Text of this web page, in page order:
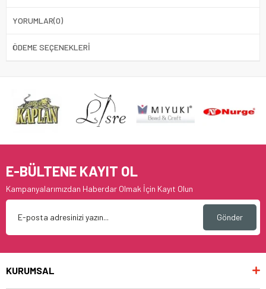
YORUMLAR(0)
ÖDEME SEÇENEKLERI
E-BÜLTENE KAYIT OL
Kampanyalarımızdan Haberdar Olmak İçin Kayıt Olun
Gönder
KURUMSAL